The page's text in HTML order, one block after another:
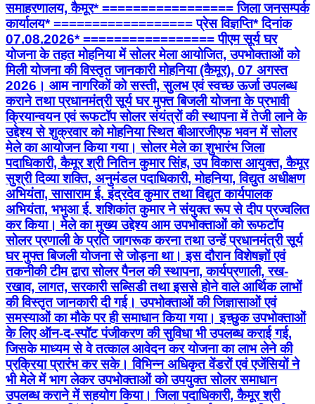
समाहरणालय, कैमूर* ================= जिला जनसम्पर्क
कार्यालय* ================== प्रेस विज्ञप्ति* दिनांक
07.08.2026* ================= पीएम सूर्य घर
योजना के तहत मोहनिया में सोलर मेला आयोजित, उपभोक्ताओं को
मिली योजना की विस्तृत जानकारी मोहनिया (कैमूर), 07 अगस्त
2026। आम नागरिकों को सस्ती, सुलभ एवं स्वच्छ ऊर्जा उपलब्ध
कराने तथा प्रधानमंत्री सूर्य घर मुफ्त बिजली योजना के प्रभावी
क्रियान्वयन एवं रूफटॉप सोलर संयंत्रों की स्थापना में तेजी लाने के
उद्देश्य से शुक्रवार को मोहनिया स्थित बीआरजीएफ भवन में सोलर
मेले का आयोजन किया गया। सोलर मेले का शुभारंभ जिला
पदाधिकारी, कैमूर श्री नितिन कुमार सिंह, उप विकास आयुक्त, कैमूर
सुश्री दिव्या शक्ति, अनुमंडल पदाधिकारी, मोहनिया, विद्युत अधीक्षण
अभियंता, सासाराम ई. इंद्रदेव कुमार तथा विद्युत कार्यपालक
अभियंता, भभुआ ई. शशिकांत कुमार ने संयुक्त रूप से दीप प्रज्वलित
कर किया। मेले का मुख्य उद्देश्य आम उपभोक्ताओं को रूफटॉप
सोलर प्रणाली के प्रति जागरूक करना तथा उन्हें प्रधानमंत्री सूर्य
घर मुफ्त बिजली योजना से जोड़ना था। इस दौरान विशेषज्ञों एवं
तकनीकी टीम द्वारा सोलर पैनल की स्थापना, कार्यप्रणाली, रख-
रखाव, लागत, सरकारी सब्सिडी तथा इससे होने वाले आर्थिक लाभों
की विस्तृत जानकारी दी गई। उपभोक्ताओं की जिज्ञासाओं एवं
समस्याओं का मौके पर ही समाधान किया गया। इच्छुक उपभोक्ताओं
के लिए ऑन-द-स्पॉट पंजीकरण की सुविधा भी उपलब्ध कराई गई,
जिसके माध्यम से वे तत्काल आवेदन कर योजना का लाभ लेने की
प्रक्रिया प्रारंभ कर सके। विभिन्न अधिकृत वेंडरों एवं एजेंसियों ने
भी मेले में भाग लेकर उपभोक्ताओं को उपयुक्त सोलर समाधान
उपलब्ध कराने में सहयोग किया। जिला पदाधिकारी, कैमूर श्री